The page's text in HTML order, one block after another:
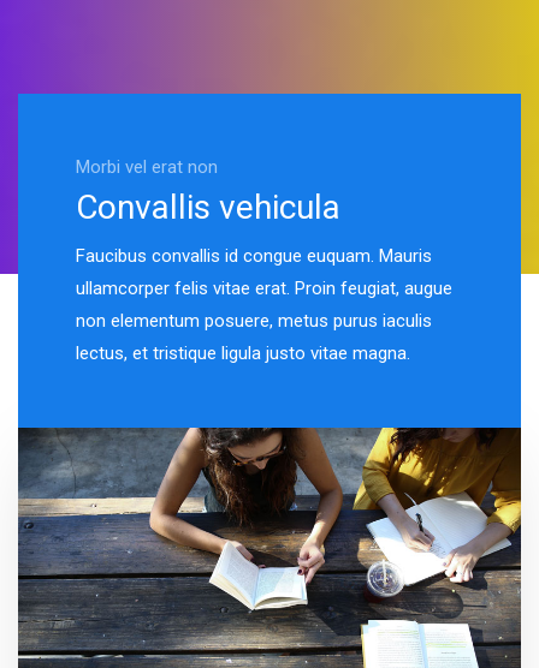
Morbi vel erat non
Convallis vehicula
Faucibus convallis id congue euquam. Mauris
ullamcorper felis vitae erat. Proin feugiat, augue
non elementum posuere, metus purus iaculis
lectus, et tristique ligula justo vitae magna.